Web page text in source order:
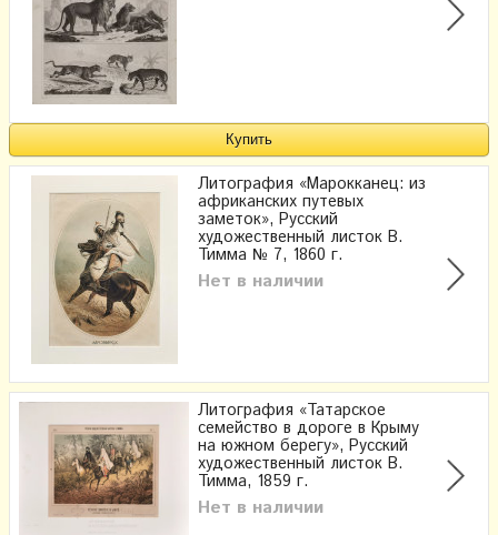
Литография «Марокканец: из
африканских путевых
заметок», Русский
художественный листок В.
Тимма № 7, 1860 г.
Нет в наличии
Литография «Татарское
семейство в дороге в Крыму
на южном берегу», Русский
художественный листок В.
Тимма, 1859 г.
Нет в наличии